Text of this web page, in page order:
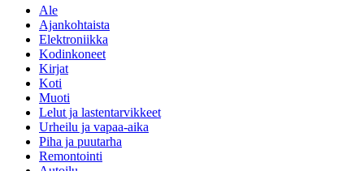
Ale
Ajankohtaista
Elektroniikka
Kodinkoneet
Kirjat
Koti
Muoti
Lelut ja lastentarvikkeet
Urheilu ja vapaa-aika
Piha ja puutarha
Remontointi